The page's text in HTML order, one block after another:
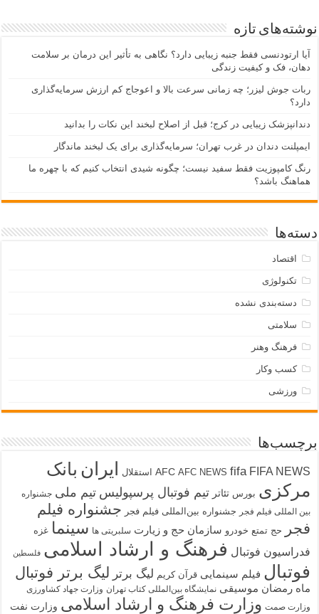
نوشته‌های تازه
آیا ارتودنسی فقط جنبه زیبایی دارد؟ نگاهی به تأثیر این درمان بر سلامت
دهان، فک و کیفیت زندگی
ربات جوش لیزر؛ چه زمانی سرعت بالا و اعوجاج کم ارزش سرمایه‌گذاری
دارد؟
دندانپزشک زیبایی در کرج؛ قبل از اصلاح لبخند این نکات را بدانید
ایمپلنت دندان در غرب تهران؛ سرمایه‌گذاری برای یک لبخند ماندگار
رنگ کامپوزیت فقط سفید نیست؛ چگونه شیدی انتخاب کنیم که با چهره ما
هماهنگ باشد؟
دسته‌ها
اقتصاد
تکنولوژی
دسته‌بندی نشده
سلامتی
فرهنگ وهنر
کسب وکار
ورزشی
برچسب‌ها
AFC AFC NEWS fifa FIFA NEWS استقلال ایران بانک
مرکزی بورس تئاتر تیم فوتبال پرسپولیس تیم ملی جشنواره
بین المللی فیلم فجر جشنواره بین‌المللی فیلم فجر جشنواره فیلم
فجر
حج تمتع خودرو سازمان حج و زیارت سلبریتی ها سینما غزه
فدراسیون فوتبال فرهنگ و ارشاد اسلامی فلسطین
فوتبال فیلم سینمایی قرآن کریم لیگ برتر لیگ برتر فوتبال
ماه رمضان موسیقی نمایشگاه بین‌المللی کتاب تهران وزارت جهاد کشاورزی
وزارت صمت وزارت فرهنگ و ارشاد اسلامی وزارت نفت